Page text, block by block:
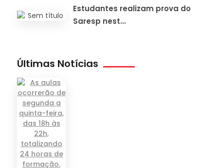
Estudantes realizam prova do
Saresp nest...
Últimas Notícias